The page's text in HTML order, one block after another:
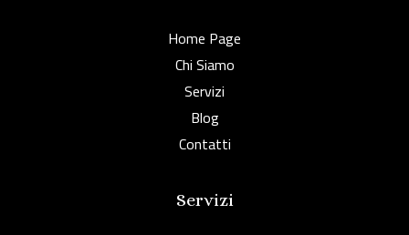
Home Page
Chi Siamo
Servizi
Blog
Contatti
Servizi